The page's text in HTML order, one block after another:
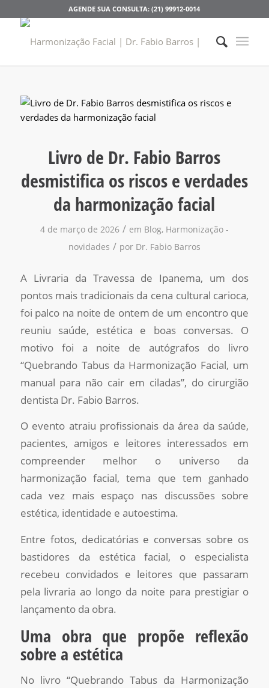
AGENDE SUA CONSULTA: (21) 99912-0014
Livro de Dr. Fabio Barros
desmistifica os riscos e verdades
da harmonização facial
4 de março de 2026 / em Blog, Harmonização -
novidades / por Dr. Fabio Barros
A Livraria da Travessa de Ipanema, um dos
pontos mais tradicionais da cena cultural carioca,
foi palco na noite de ontem de um encontro que
reuniu saúde, estética e boas conversas. O
motivo foi a noite de autógrafos do livro
“Quebrando Tabus da Harmonização Facial, um
manual para não cair em ciladas”, do cirurgião
dentista Dr. Fabio Barros.
O evento atraiu profissionais da área da saúde,
pacientes, amigos e leitores interessados em
compreender melhor o universo da
harmonização facial, tema que tem ganhado
cada vez mais espaço nas discussões sobre
estética, identidade e autoestima.
Entre fotos, dedicatórias e conversas sobre os
bastidores da estética facial, o especialista
recebeu convidados e leitores que passaram
pela livraria ao longo da noite para prestigiar o
lançamento da obra.
Uma obra que propõe reflexão
sobre a estética
No livro “Quebrando Tabus da Harmonização